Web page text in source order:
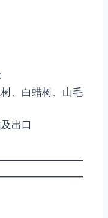
、白蜡树、山毛
出口